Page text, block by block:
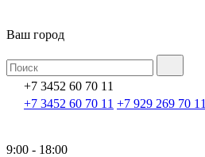
Ваш город
+7 3452 60 70 11
+7 3452 60 70 11 +7 929 269 70 11
9:00 - 18:00